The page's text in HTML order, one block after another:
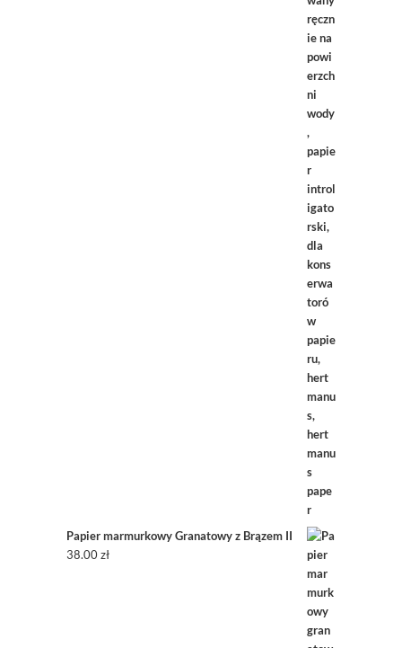
Papier marmurkowy Granatowy z Brązem II
38.00zł